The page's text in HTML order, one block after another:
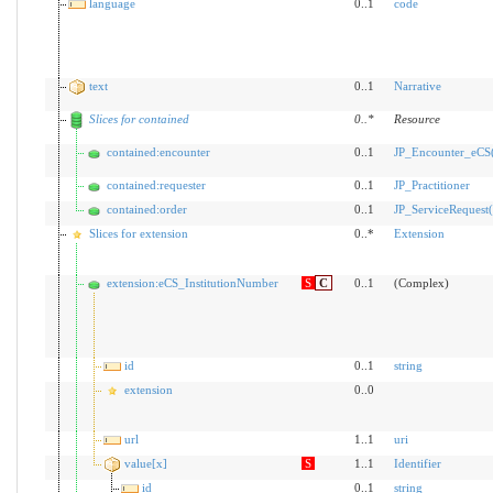
language
0..1 code
text 0..1 Narrative
Slices for contained 0.. * Resource
contained:encounter 0..1
contained:requester 0..1
JP_Practitioner
contained:order
0..1
Slices for extension
0..* Extension
extension:eCS_InstitutionNumber S C 0..1 (Complex)
id 0..1
string
extension
0..0
url 1..1
uri
value[x]
S 1..1
Identifier
id
0..1
string